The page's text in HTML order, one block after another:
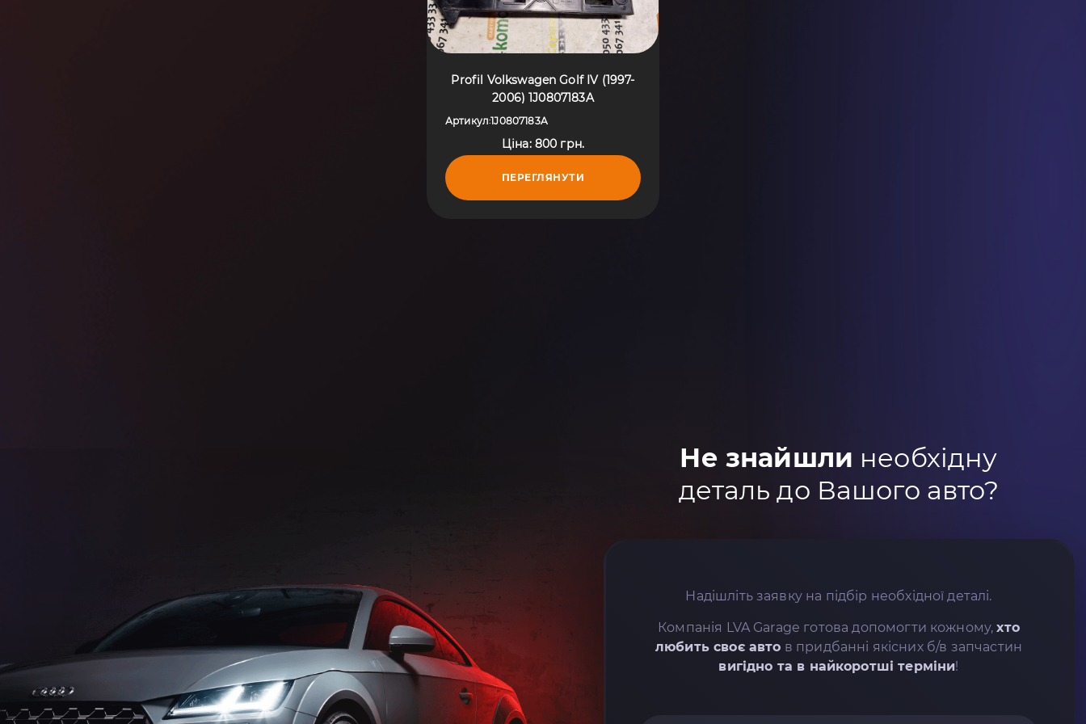
Profil Volkswagen Golf IV (1997-
2006) 1J0807183A
Артикул:1J0807183A
Ціна: 800 грн.
ПЕРЕГЛЯНУТИ
Не знайшли необхідну
деталь до Вашого авто?
Надішліть заявку на підбір необхідної деталі.
Компанія LVA Garage готова допомогти кожному,хто
любить своє авто в придбанні якісних б/в запчастин
вигідно та в найкоротші терміни!